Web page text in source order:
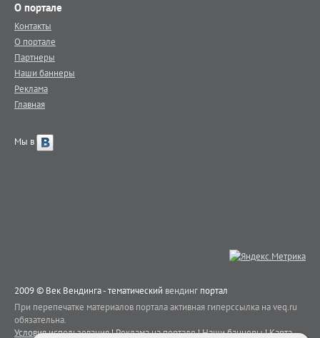
О портале
Контакты
О портале
Партнеры
Наши баннеры
Реклама
Главная
Мы в
2009 © Век Вендинга - тематический вендинг портал
При перепечатке материалов портала активная гиперссылка на veq.ru
обязательна.
Условия использования|Реклама на портале|Наши баннеры|Карта